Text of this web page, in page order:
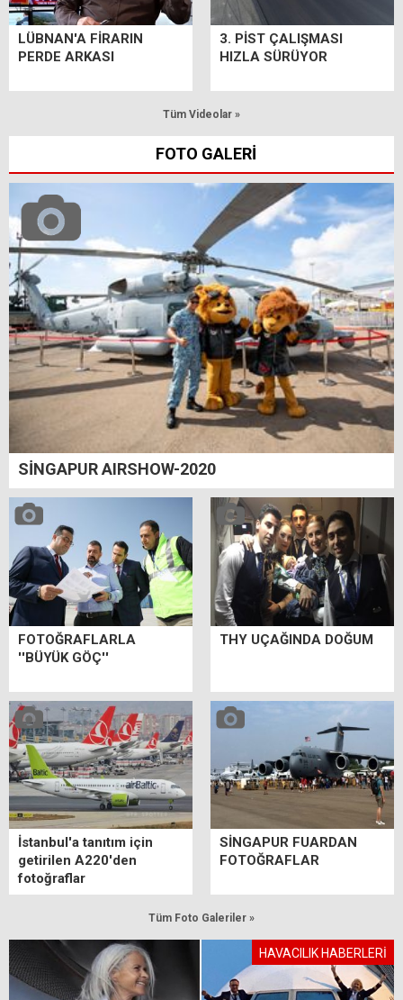
LÜBNAN'A FİRARIN
PERDE ARKASI
3. PİST ÇALIŞMASI
HIZLA SÜRÜYOR
Tüm Videolar »
FOTO GALERİ
SİNGAPUR AIRSHOW-2020
FOTOĞRAFLARLA
''BÜYÜK GÖÇ''
THY UÇAĞINDA DOĞUM
İstanbul'a tanıtım için
getirilen A220'den
fotoğraflar
SİNGAPUR FUARDAN
FOTOĞRAFLAR
Tüm Foto Galeriler »
HAVACILIK HABERLERİ